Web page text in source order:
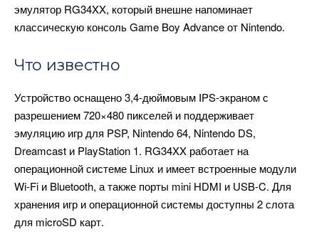
эмулятор RG34XX, который внешне напоминает
классическую консоль Game Boy Advance от Nintendo.
Что известно
Устройство оснащено 3,4-дюймовым IPS-экраном с
разрешением 720×480 пикселей и поддерживает
эмуляцию игр для PSP, Nintendo 64, Nintendo DS,
Dreamcast и PlayStation 1. RG34XX работает на
операционной системе Linux и имеет встроенные модули
Wi-Fi и Bluetooth, а также порты mini HDMI и USB-C. Для
хранения игр и операционной системы доступны 2 слота
для microSD карт.